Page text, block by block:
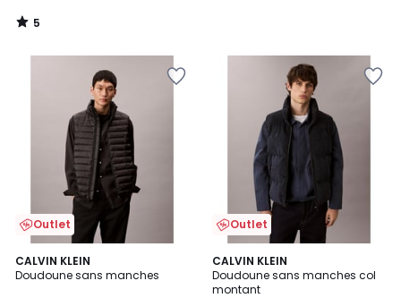
5
/
Outlet
CALVIN KLEIN
Doudoune sans manches
Outlet
CALVIN KLEIN
Doudoune sans manches col
montant